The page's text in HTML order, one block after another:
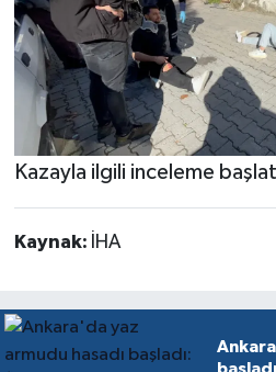
Kazayla ilgili inceleme
Kaynak: İHA